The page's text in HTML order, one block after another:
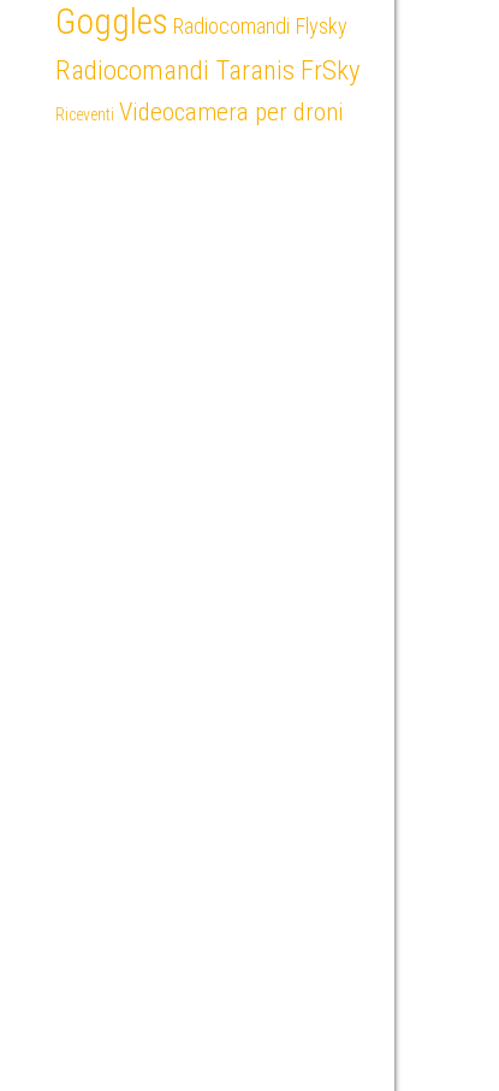
Goggles Radiocomandi Flysky
Radiocomandi Taranis FrSky
Riceventi Videocamera per droni